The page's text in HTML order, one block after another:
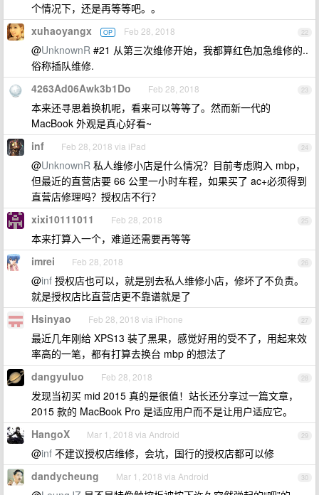
个情况下，还是再等等吧。。
22
xuhaoyangx OP Feb 28, 2018
@UnknownR #21 从第三次维修开始，我都算红色加急维修的..
俗称插队维修.
23
4263Ad06Awk3b1Do Feb 28, 2018
本来还寻思着换机呢，看来可以等等了。然而新一代的
MacBook 外观是真心好看~
24
inf Feb 28, 2018 via iPad
@UnknownR 私人维修小店是什么情况？目前考虑购入 mbp，
但最近的直营店要 66 公里一小时车程，如果买了 ac+必须得到
直营店修理吗？授权店不行？
25
xixi10111011 Feb 28, 2018
本来打算入一个，难道还需要再等等
26
imrei Feb 28, 2018
@inf 授权店也可以，就是别去私人维修小店，修坏了不负责。
就是授权店比直营店更不靠谱就是了
27
Hsinyao Feb 28, 2018 via iPhone
最近几年刚给 XPS13 装了黑果，感觉好用的受不了，用起来效
率高的一笔，都有打算去换台 mbp 的想法了
28
dangyuluo Feb 28, 2018
发现当初买 mid 2015 真的是很值！站长还分享过一篇文章，
2015 款的 MacBook Pro 是适应用户而不是让用户适应它。
29
HangoX Mar 1, 2018 via Android
@inf 不建议授权店维修，会坑，国行的授权店都可以修
30
dandycheung Mar 1, 2018 via Android